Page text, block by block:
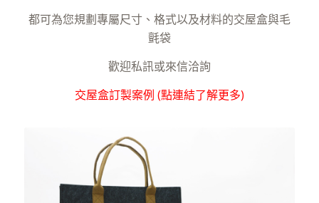
都可為您規劃專屬尺寸、格式以及材料的交屋盒與毛
氈袋
歡迎私訊或來信洽詢
交屋盒訂製案例 (點連結了解更多)